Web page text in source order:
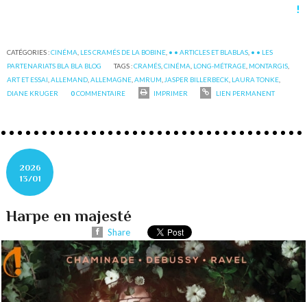
!
CATÉGORIES :CINÉMA LES CRAMÉS DE LA BOBINE • • ARTICLES ET BLABLAS • • LES
PARTENARIATS BLA BLA BLOG
TAGS :CRAMÉS ,CINÉMA LONG-MÉTRAGE MONTARGIS
ART ET ESSAI ,ALLEMAND ,ALLEMAGNE ,AMRUM JASPER BILLERBECK LAURA TONKE
DIANE KRUGER
0COMMENTAIRE IMPRIMER LIEN PERMANENT
2026
13/01
Harpe en majesté
Share